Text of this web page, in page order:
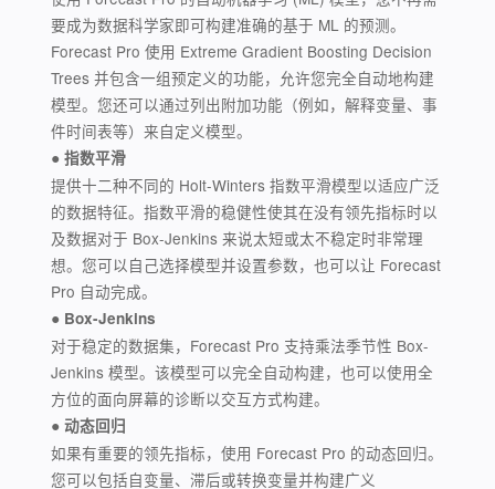
要成为数据科学家即可构建准确的基于 ML 的预测。
Forecast Pro 使用 Extreme Gradient Boosting Decision
Trees 并包含一组预定义的功能，允许您完全自动地构建
模型。您还可以通过列出附加功能（例如，解释变量、事
件时间表等）来自定义模型。
● 指数平滑
提供十二种不同的 Holt-Winters 指数平滑模型以适应广泛
的数据特征。指数平滑的稳健性使其在没有领先指标时以
及数据对于 Box-Jenkins 来说太短或太不稳定时非常理
想。您可以自己选择模型并设置参数，也可以让 Forecast
Pro 自动完成。
● Box-Jenkins
对于稳定的数据集，Forecast Pro 支持乘法季节性 Box-
Jenkins 模型。该模型可以完全自动构建，也可以使用全
方位的面向屏幕的诊断以交互方式构建。
● 动态回归
如果有重要的领先指标，使用 Forecast Pro 的动态回归。
您可以包括自变量、滞后或转换变量并构建广义